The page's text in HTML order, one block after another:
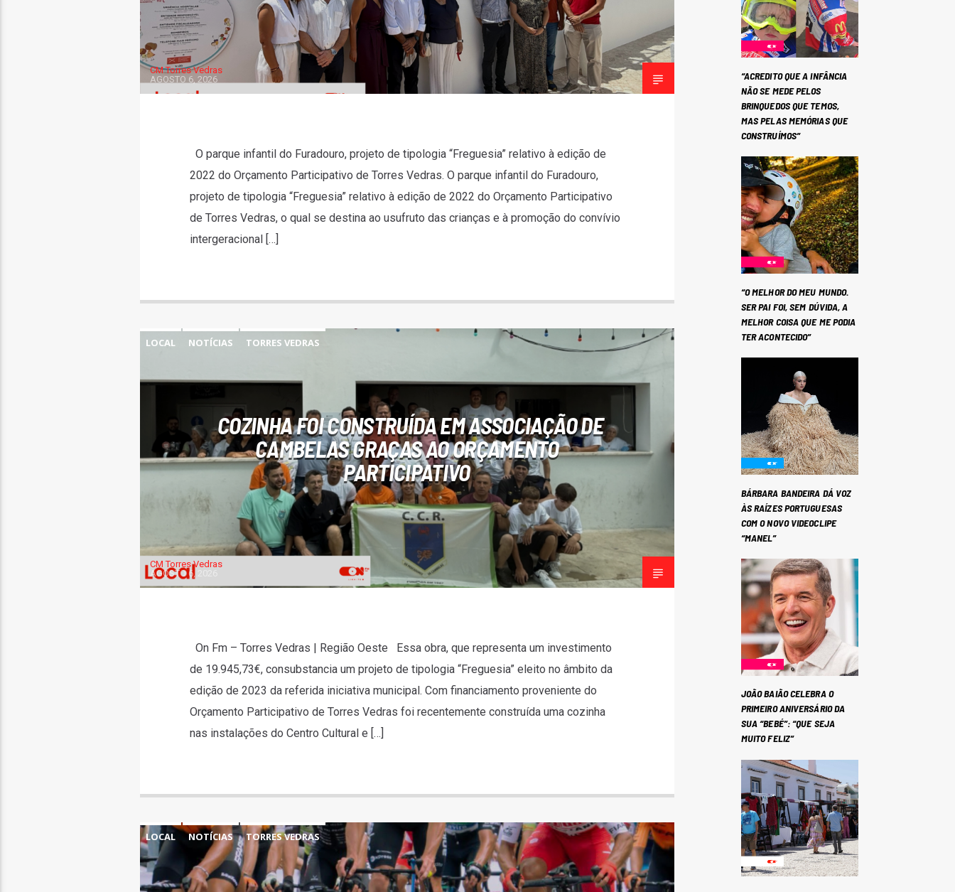
CM Torres Vedras
AGOSTO 6, 2026
O parque infantil do Furadouro, projeto de tipologia “Freguesia” relativo à edição de
2022 do Orçamento Participativo de Torres Vedras. O parque infantil do Furadouro,
projeto de tipologia “Freguesia” relativo à edição de 2022 do Orçamento Participativo
de Torres Vedras, o qual se destina ao usufruto das crianças e à promoção do convívio
intergeracional […]
LOCAL NOTÍCIAS TORRES VEDRAS
COZINHA FOI CONSTRUÍDA EM ASSOCIAÇÃO DE
CAMBELAS GRAÇAS AO ORÇAMENTO
PARTICIPATIVO
CM Torres Vedras
AGOSTO 6, 2026
On Fm – Torres Vedras | Região Oeste Essa obra, que representa um investimento
de 19.945,73€, consubstancia um projeto de tipologia “Freguesia” eleito no âmbito da
edição de 2023 da referida iniciativa municipal. Com financiamento proveniente do
Orçamento Participativo de Torres Vedras foi recentemente construída uma cozinha
nas instalações do Centro Cultural e […]
LOCAL NOTÍCIAS TORRES VEDRAS
“ACREDITO QUE A INFÂNCIA
NÃO SE MEDE PELOS
BRINQUEDOS QUE TEMOS,
MAS PELAS MEMÓRIAS QUE
CONSTRUÍMOS”
“O MELHOR DO MEU MUNDO.
SER PAI FOI, SEM DÚVIDA, A
MELHOR COISA QUE ME PODIA
TER ACONTECIDO”
BÁRBARA BANDEIRA DÁ VOZ
ÀS RAÍZES PORTUGUESAS
COM O NOVO VIDEOCLIPE
“MANEL”
JOÃO BAIÃO CELEBRA O
PRIMEIRO ANIVERSÁRIO DA
SUA “BEBÉ”: “QUE SEJA
MUITO FELIZ”